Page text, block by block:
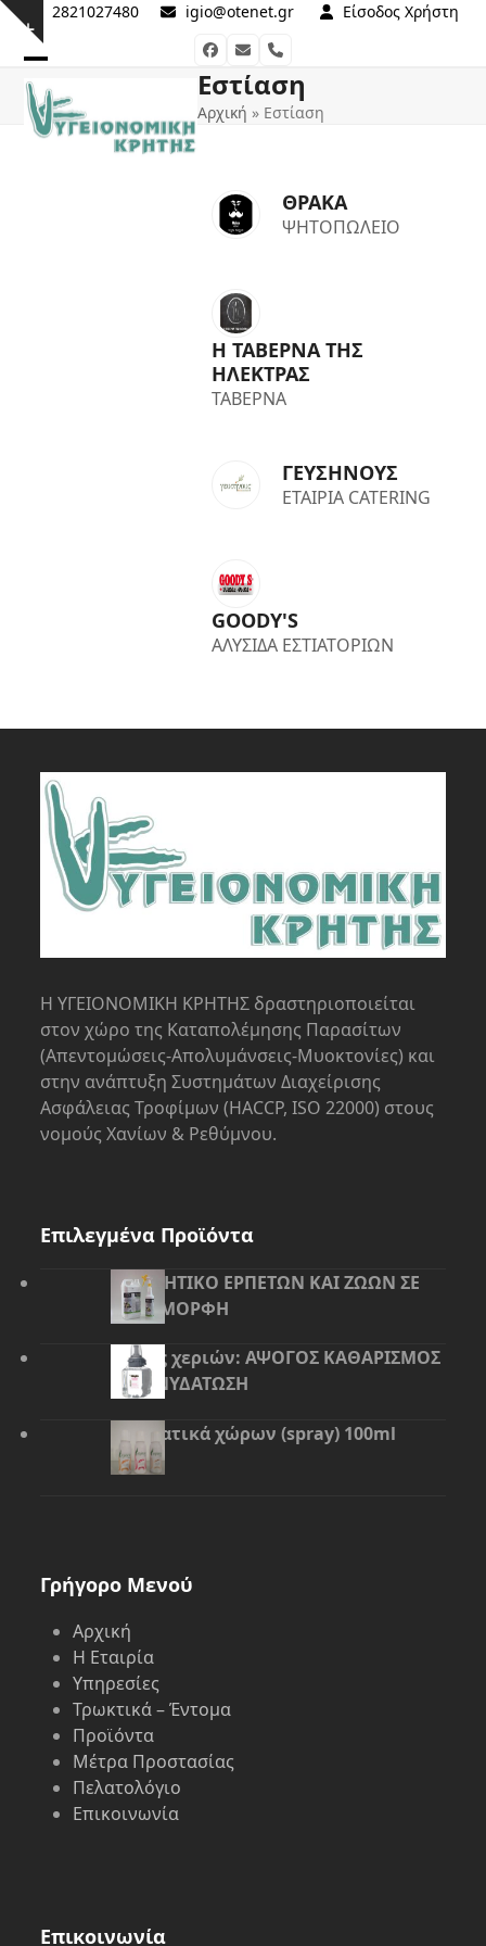
Skip
content
Show
notice
2821027480 igio@otenet.gr Είσοδος Χρήστη
Facebook
EmailPhone
Open
mobile
Close
mobile
Εστίαση
Αρχική » Εστίαση
ΘΡΑΚΑ
ΨΗΤΟΠΩΛΕΙΟ
Η ΤΑΒΕΡΝΑ ΤΗΣ
ΗΛΕΚΤΡΑΣ
ΤΑΒΕΡΝΑ
ΓΕΥΣΗΝΟΥΣ
ΕΤΑΙΡΙΑ CATERING
GOODY'S
ΑΛΥΣΙΔΑ ΕΣΤΙΑΤΟΡΙΩΝ
Η ΥΓΕΙΟΝΟΜΙΚΗ ΚΡΗΤΗΣ δραστηριοποιείται
στον χώρο της Kαταπολέμησης Παρασίτων
(Απεντομώσεις-Απολυμάνσεις-Μυοκτονίες) και
στην ανάπτυξη Συστημάτων Διαχείρισης
Ασφάλειας Τροφίμων (HACCP, ISO 22000) στους
νομούς Χανίων & Ρεθύμνου.
Επιλεγμένα Προϊόντα
ΑΠΩΘΗΤΙΚΟ ΕΡΠΕΤΩΝ ΚΑΙ ΖΩΩΝ ΣΕ
ΥΓΡΗ ΜΟΡΦΗ
Αφρός χεριών: ΑΨΟΓΟΣ ΚΑΘΑΡΙΣΜΟΣ
ΚΑΙ ΕΝΥΔΑΤΩΣΗ
Αρωματικά χώρων (spray) 100ml
Γρήγορο Μενού
Αρχική
Η Εταιρία
Υπηρεσίες
Τρωκτικά – Έντομα
Προϊόντα
Μέτρα Προστασίας
Πελατολόγιο
Επικοινωνία
Επικοινωνία